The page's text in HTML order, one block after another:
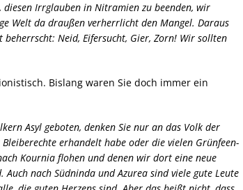
diesen Irrglauben in Nitramien zu beenden, wir
Welt da draußen verherrlicht den Mangel. Daraus
Neid, Eifersucht, Gier, Zorn! Wir sollten
Bislang waren Sie doch immer ein
Asyl geboten, denken Sie nur an das Volk der
erhandelt habe oder die vielen Grünfeen-
Kournia flohen und denen wir dort eine neue
nach Südninda und Azurea sind viele gute Leute